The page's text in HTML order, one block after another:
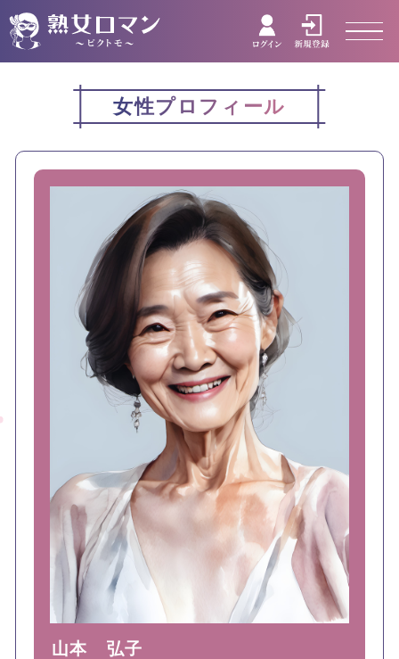
女性プロフィール
山本 弘子